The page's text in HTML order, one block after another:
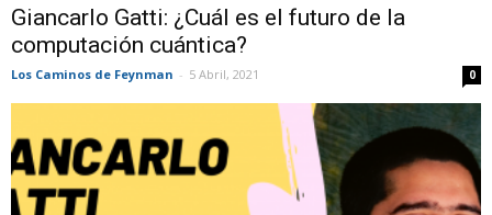
Giancarlo Gatti: ¿Cuál es el futuro de la
computación cuántica?
Los Caminos de Feynman - 5 Abril, 2021 0